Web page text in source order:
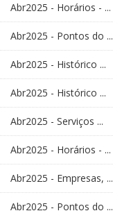
Abr2025 - Horários - ...
Abr2025 - Pontos do ...
Abr2025 - Histórico ...
Abr2025 - Histórico ...
Abr2025 - Serviços ...
Abr2025 - Horários - ...
Abr2025 - Empresas, ...
Abr2025 - Pontos do ...